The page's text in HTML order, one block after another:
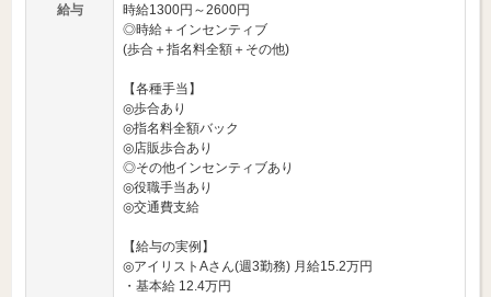
給与
時給1300円～2600円
◎時給＋インセンティブ
(歩合＋指名料全額＋その他)
【各種手当】
◎歩合あり
◎指名料全額バック
◎店販歩合あり
◎その他インセンティブあり
◎役職手当あり
◎交通費支給
【給与の実例】
◎アイリストAさん(週3勤務) 月給15.2万円
・基本給 12.4万円